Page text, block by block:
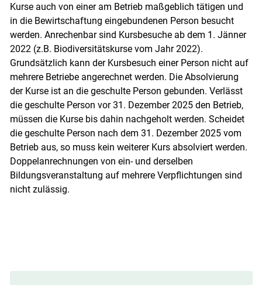
Kurse auch von einer am Betrieb maßgeblich tätigen und
in die Bewirtschaftung eingebundenen Person besucht
werden. Anrechenbar sind Kursbesuche ab dem 1. Jänner
2022 (z.B. Biodiversitätskurse vom Jahr 2022).
Grundsätzlich kann der Kursbesuch einer Person nicht auf
mehrere Betriebe angerechnet werden. Die Absolvierung
der Kurse ist an die geschulte Person gebunden. Verlässt
die geschulte Person vor 31. Dezember 2025 den Betrieb,
müssen die Kurse bis dahin nachgeholt werden. Scheidet
die geschulte Person nach dem 31. Dezember 2025 vom
Betrieb aus, so muss kein weiterer Kurs absolviert werden.
Doppelanrechnungen von ein- und derselben
Bildungsveranstaltung auf mehrere Verpflichtungen sind
nicht zulässig.